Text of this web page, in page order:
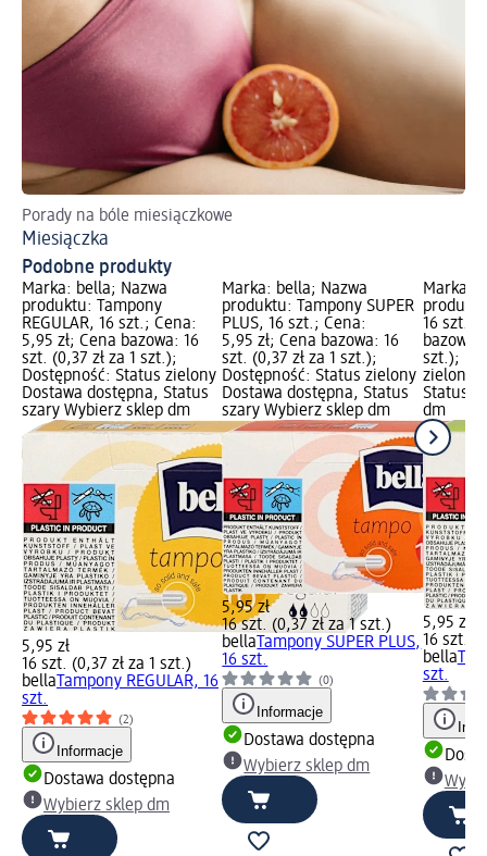
Porady na bóle miesiączkowe
Miesiączka
Podobne produkty
Marka: bella; Nazwa
produktu: Tampony
REGULAR, 16 szt.; Cena:
5,95 zł; Cena bazowa: 16
szt. (0,37 zł za 1 szt.);
Dostępność: Status zielony
Dostawa dostępna, Status
szary Wybierz sklep dm
5,95 zł
16 szt. (0,37 zł za 1 szt.)
bella Tampony REGULAR, 16
szt.
(2)
Informacje
Dostawa dostępna
Wybierz sklep dm
Marka: bella; Nazwa
produktu: Tampony SUPER
PLUS, 16 szt.; Cena:
5,95 zł; Cena bazowa: 16
szt. (0,37 zł za 1 szt.);
Dostępność: Status zielony
Dostawa dostępna, Status
szary Wybierz sklep dm
5,95 zł
16 szt. (0,37 zł za 1 szt.)
bella Tampony SUPER PLUS,
16 szt.
(0)
Informacje
Dostawa dostępna
Wybierz sklep dm
Marka:
16 szt.;
bazowa:
szt.);
zielony
Status
dm
5,95 zł
16 szt.
bella
szt.